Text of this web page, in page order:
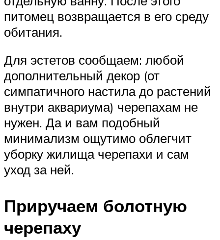
питомец возвращается в его среду
обитания.
Для эстетов сообщаем: любой
дополнительный декор (от
симпатичного настила до растений
внутри аквариума) черепахам не
нужен. Да и вам подобный
минимализм ощутимо облегчит
уборку жилища черепахи и сам
уход за ней.
Приручаем болотную
черепаху